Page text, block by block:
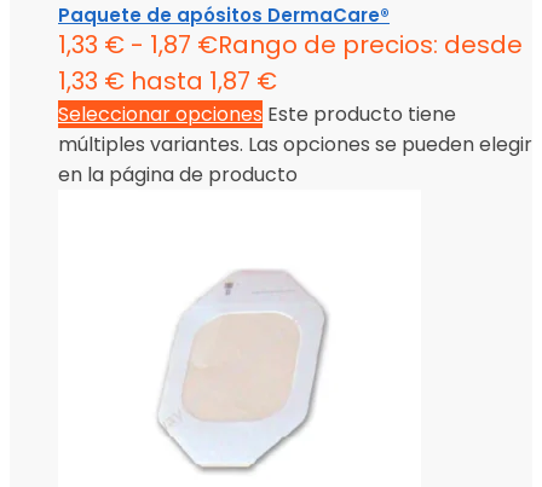
Paquete de apósitos DermaCare®
1,33 € - 1,87 €Rango de precios: desde
1,33 € hasta 1,87 €
Seleccionar opciones Este producto tiene
múltiples variantes. Las opciones se pueden elegir
en la página de producto